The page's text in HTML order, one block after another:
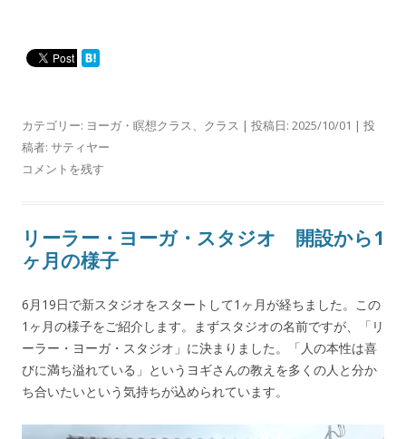
カテゴリー: ヨーガ・瞑想クラス、 クラス | 投稿日: 2025/10/01 | 投
稿者: サティヤー
コメントを残す
リーラー・ヨーガ・スタジオ 開設から1
ヶ月の様子
6月19日で新スタジオをスタートして1ヶ月が経ちました。この
1ヶ月の様子をご紹介します。まずスタジオの名前ですが、「リ
ーラー・ヨーガ・スタジオ」に決まりました。「人の本性は喜
びに満ち溢れている」というヨギさんの教えを多くの人と分か
ち合いたいという気持ちが込められています。